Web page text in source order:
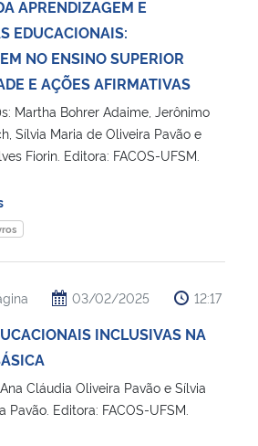
APRENDIZAGEM E
EDUCACIONAIS:
NO ENSINO SUPERIOR
E AÇÕES AFIRMATIVAS
Martha Bohrer Adaime, Jerônimo
Sílvia Maria de Oliveira Pavão e
Fiorin. Editora: FACOS-UFSM.
03/02/2025 12:17
INCLUSIVAS NA
Cláudia Oliveira Pavão e Sílvia
Pavão. Editora: FACOS-UFSM.